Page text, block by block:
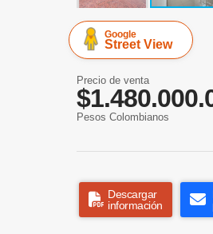
Google
Street View
Precio de venta
Pesos Colombianos
Descargar
información